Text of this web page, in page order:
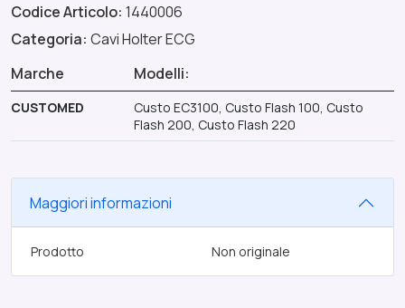
Codice Articolo: 1440006
Categoria: Cavi Holter ECG
Marche
Modelli:
CUSTOMED
Custo EC3100, Custo Flash 100, Custo
Flash 200, Custo Flash 220
Maggiori informazioni
Prodotto Non originale